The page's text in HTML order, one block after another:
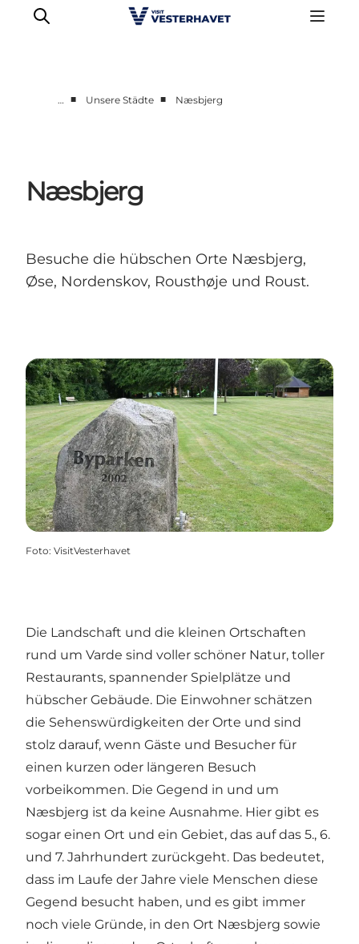
Unsere Städte
Essen & Übernachtung
Plane deine Reise
… ■ Unsere Städte ■ Næsbjerg
Næsbjerg
Besuche die hübschen Orte Næsbjerg,
Øse, Nordenskov, Rousthøje und Roust.
Foto: VisitVesterhavet
Die Landschaft und die kleinen Ortschaften
rund um Varde sind voller schöner Natur, toller
Restaurants, spannender Spielplätze und
hübscher Gebäude. Die Einwohner schätzen
die Sehenswürdigkeiten der Orte und sind
stolz darauf, wenn Gäste und Besucher für
einen kurzen oder längeren Besuch
vorbeikommen. Die Gegend in und um
Næsbjerg ist da keine Ausnahme. Hier gibt es
sogar einen Ort und ein Gebiet, das auf das 5., 6.
und 7. Jahrhundert zurückgeht. Das bedeutet,
dass im Laufe der Jahre viele Menschen diese
Gegend besucht haben, und es gibt immer
noch viele Gründe, in den Ort Næsbjerg sowie